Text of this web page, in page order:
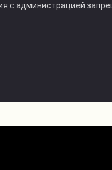
с администрацией